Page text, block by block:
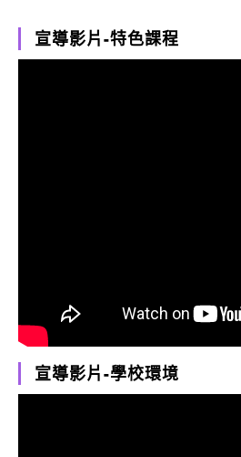
宣導影片-特色課程
宣導影片-學校環境